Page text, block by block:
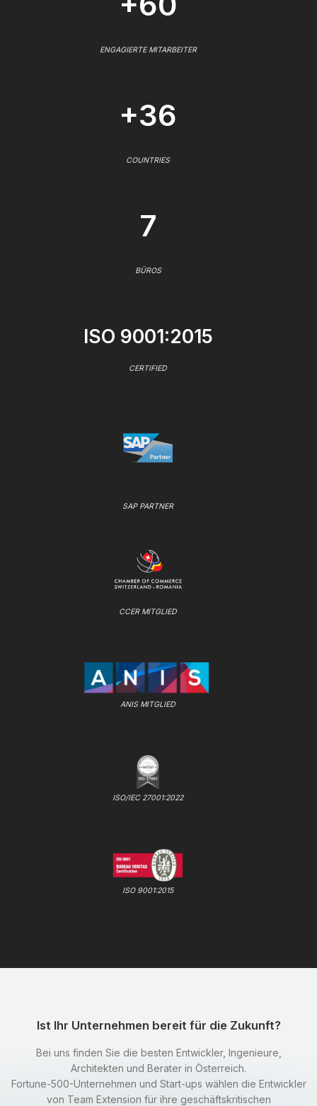
ENGAGIERTE MITARBEITER
+36
COUNTRIES
7
BÜROS
ISO 9001:2015
CERTIFIED
SAP PARTNER
CCER MITGLIED
ANIS MITGLIED
ISO/IEC 27001:2022
ISO 9001:2015
Ist Ihr Unternehmen bereit für die Zukunft?
Bei uns finden Sie die besten Entwickler, Ingenieure,
Architekten und Berater in Österreich.
Fortune-500-Unternehmen und Start-ups wählen die Entwickler
von Team Extension für ihre geschäftskritischen